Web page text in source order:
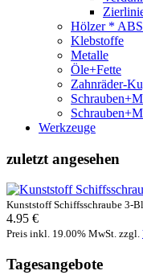
Hölzer *
Klebstoffe
Metalle
Öle+Fette
Zahnräder-
Werkzeuge
zuletzt angesehen
Kunststoff Schiffsschraube 3-
4.95 €
Preis inkl. 19.00% MwSt. zzgl.
Tagesangebote